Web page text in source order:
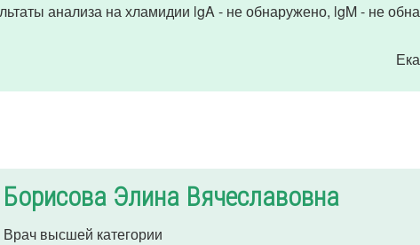
анализа на хламидии lgA - не обнаружено, lgM - не
Борисова Элина Вячеславовна
Врач высшей категории